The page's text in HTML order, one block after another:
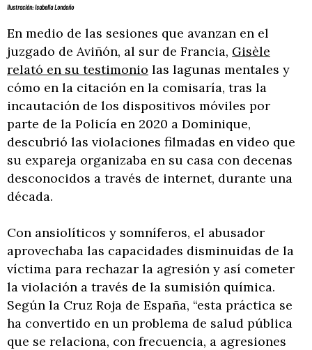
Ilustración: Isabella Londoño
En medio de las sesiones que avanzan en el
juzgado de Aviñón, al sur de Francia, Gisèle
relató en su testimonio las lagunas mentales y
cómo en la citación en la comisaría, tras la
incautación de los dispositivos móviles por
parte de la Policía en 2020 a Dominique,
descubrió las violaciones filmadas en video que
su expareja organizaba en su casa con decenas
desconocidos a través de internet, durante una
década.
Con ansiolíticos y somníferos, el abusador
aprovechaba las capacidades disminuidas de la
víctima para rechazar la agresión y así cometer
la violación a través de la sumisión química.
Según la Cruz Roja de España, “esta práctica se
ha convertido en un problema de salud pública
que se relaciona, con frecuencia, a agresiones